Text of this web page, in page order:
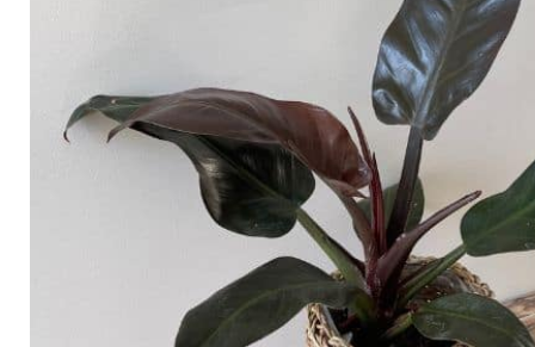
Arbustes de terre de bruyère
Arbres fruitiers
Conifères
Plantes méditerranéennes et exotiques
Rosiers
Plantes
Plantes
Plantes
Plantes
Plantes
Plantes
Plantes